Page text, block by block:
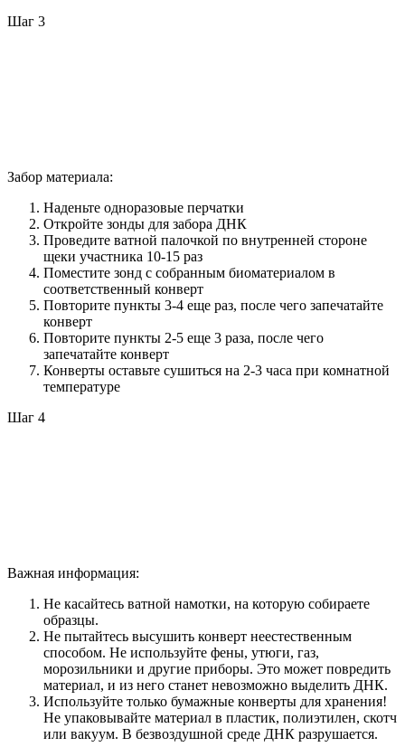
Шаг 3
Забор материала:
Наденьте одноразовые перчатки
Откройте зонды для забора ДНК
Проведите ватной палочкой по внутренней стороне
щеки участника 10-15 раз
Поместите зонд с собранным биоматериалом в
соответственный конверт
Повторите пункты 3-4 еще раз, после чего запечатайте
конверт
Повторите пункты 2-5 еще 3 раза, после чего
запечатайте конверт
Конверты оставьте сушиться на 2-3 часа при комнатной
температуре
Шаг 4
Важная информация:
Не касайтесь ватной намотки, на которую собираете
образцы.
Не пытайтесь высушить конверт неестественным
способом. Не используйте фены, утюги, газ,
морозильники и другие приборы. Это может повредить
материал, и из него станет невозможно выделить ДНК.
Используйте только бумажные конверты для хранения!
Не упаковывайте материал в пластик, полиэтилен, скотч
или вакуум. В безвоздушной среде ДНК разрушается.